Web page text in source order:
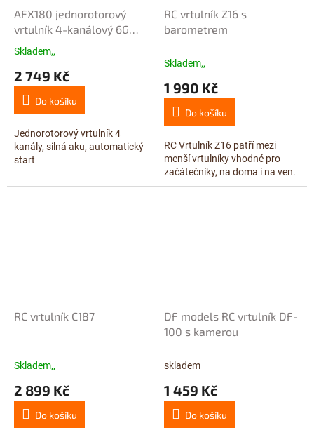
AFX180 jednorotorový
vrtulník 4-kanálový 6G
RTF 2,4 GHZ
Průměrné
produktu
5,0
5
hvězdiček.
Skladem,,
2 749 Kč
Do košíku
Jednorotorový vrtulník 4
kanály, silná aku, automatický
start
RC vrtulník Z16 s
barometrem
Skladem,,
1 990 Kč
Do košíku
RC Vrtulník Z16 patří mezi
menší vrtulníky vhodné pro
začátečníky, na doma i na ven.
RC vrtulník C187
Skladem,,
2 899 Kč
Do košíku
DF models RC vrtulník DF-
100 s kamerou
skladem
1 459 Kč
Do košíku